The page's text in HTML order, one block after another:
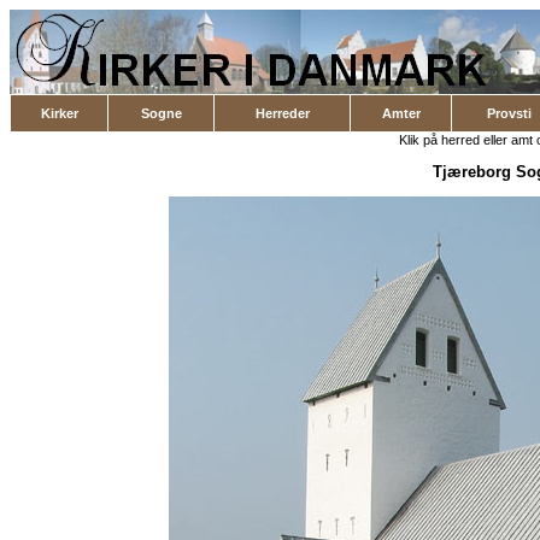
Kirker Sogne Herreder Amter
Provsti
Klik på herred eller amt
Tjæreborg